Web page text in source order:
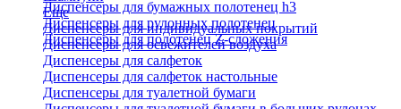
Диспенсеры для бумажных полотенец h3
Диспенсеры для рулонных полотенец
Диспенсеры для полотенец Z-сложения
Еще
Диспенсеры для индивидуальных покрытий
Диспенсеры для освежителей воздуха
Диспенсеры для салфеток
Диспенсеры для салфеток настольные
Диспенсеры для туалетной бумаги